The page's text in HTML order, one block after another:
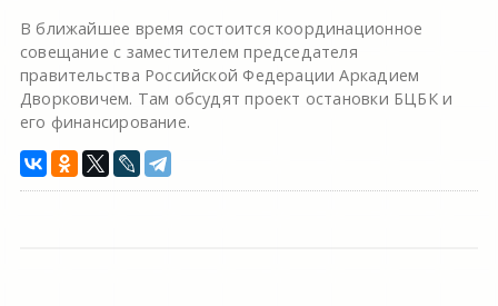
В ближайшее время состоится координационное
совещание с заместителем председателя
правительства Российской Федерации Аркадием
Дворковичем. Там обсудят проект остановки БЦБК и
его финансирование.